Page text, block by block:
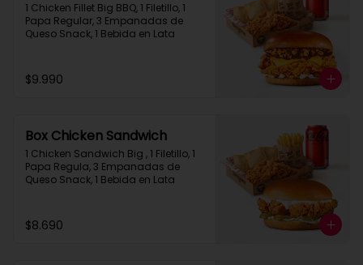
1 Chicken Fillet Big BBQ, 1 Filetillo, 1
Papa Regular, 3 Empanadas de
Queso Snack, 1 Bebida en Lata
$9.990
Box Chicken Sandwich
1 Chicken Sandwich Big , 1 Filetillo, 1
Papa Regula, 3 Empanadas de
Queso Snack, 1 Bebida en Lata
$8.690